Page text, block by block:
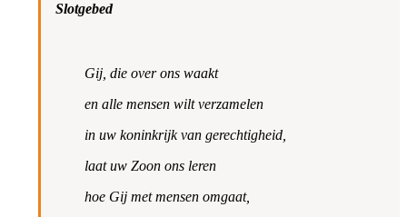
Slotgebed
Gij, die over ons waakt
en alle mensen wilt verzamelen
in uw koninkrijk van gerechtigheid,
laat uw Zoon ons leren
hoe Gij met mensen omgaat,